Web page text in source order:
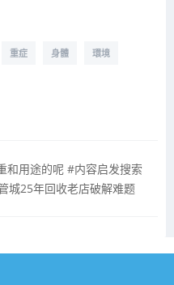
重症 身體 環境
和用途的呢 #内容启发搜索
城25年回收老店破解难题